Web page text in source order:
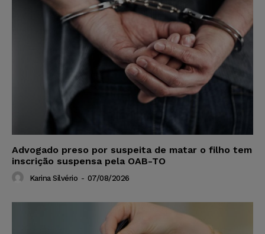
Advogado preso por suspeita de matar o filho tem
inscrição suspensa pela OAB-TO
Karina Silvério - 07/08/2026